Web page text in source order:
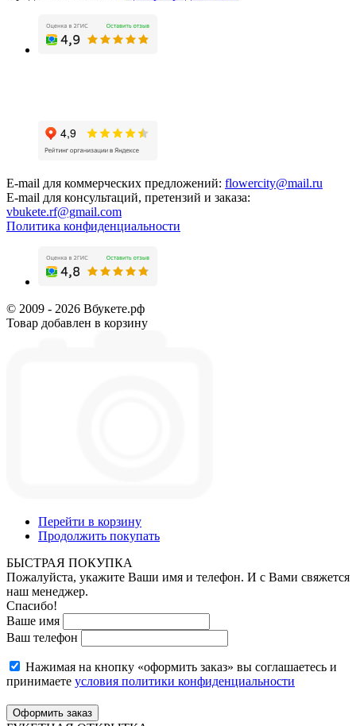
E-mail для коммерческих предложений: flowercity@mail.ru
E-mail для консультаций, претензий и заказа:
vbukete.rf@gmail.com
Политика конфиденциальности
© 2009 - 2026 Вбукете.рф
Товар добавлен в корзину
Перейти в корзину
Продолжить покупать
БЫСТРАЯ ПОКУПКА
Пожалуйста, укажите Ваши имя и телефон. И с Вами свяжется
наш менеджер.
Спасибо!
Ваше имя
Ваш телефон
Нажимая на кнопку «оформить заказ» вы соглашаетесь и
принимаете условия политики конфиденциальности
Оформить заказ